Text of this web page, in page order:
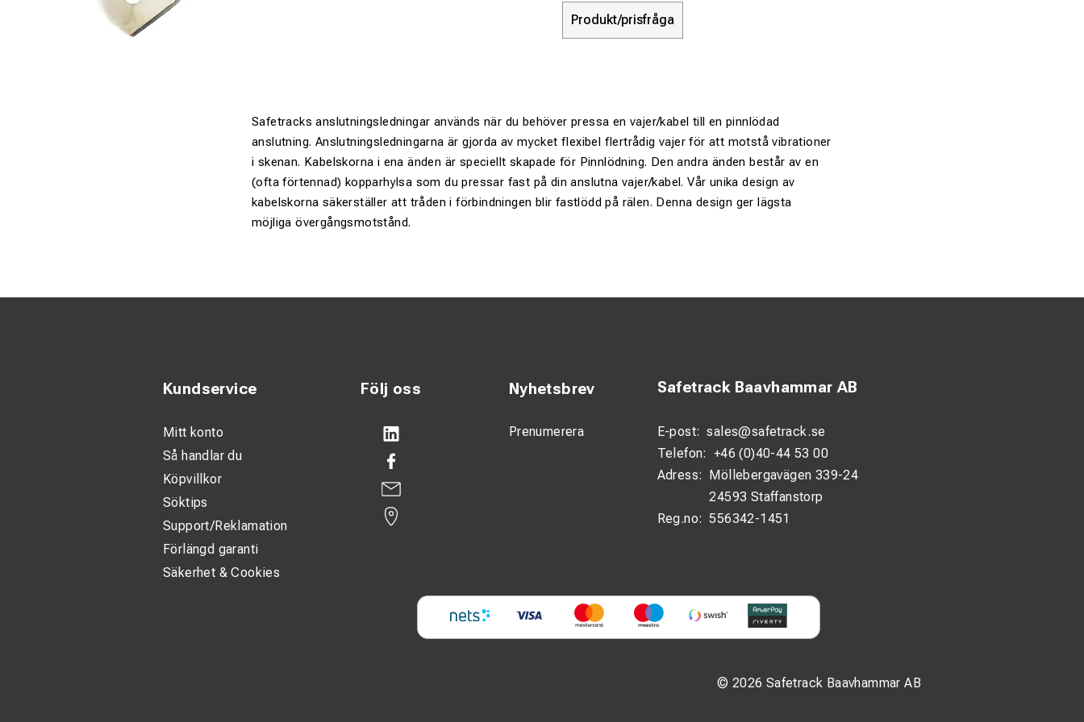
Produkt/prisfråga
Safetracks anslutningsledningar används när du behöver pressa en vajer/kabel till en pinnlödad
anslutning. Anslutningsledningarna är gjorda av mycket flexibel flertrådig vajer för att motstå vibrationer
i skenan. Kabelskorna i ena änden är speciellt skapade för Pinnlödning. Den andra änden består av en
(ofta förtennad) kopparhylsa som du pressar fast på din anslutna vajer/kabel. Vår unika design av
kabelskorna säkerställer att tråden i förbindningen blir fastlödd på rälen. Denna design ger lägsta
möjliga övergångsmotstånd.
Följ oss Nyhetsbrev
Prenumerera
© 2026 Safetrack Baavhammar AB
Safetrack Baavhammar AB
E-post: sales@safetrack.se
Telefon: +46 (0)40-44 53 00
Adress: Möllebergavägen 339-24
24593 Staffanstorp
Reg.no: 556342-1451
Kundservice
Mitt konto
Så handlar du
Köpvillkor
Söktips
Support/Reklamation
Förlängd garanti
Säkerhet & Cookies